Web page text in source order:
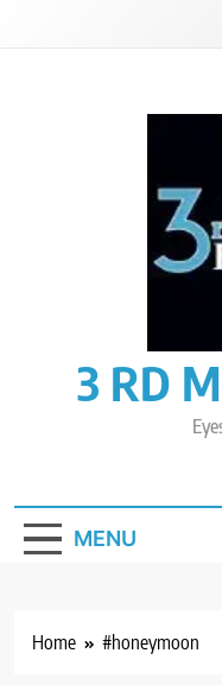
3 RD
MENU
Home #honeymoon